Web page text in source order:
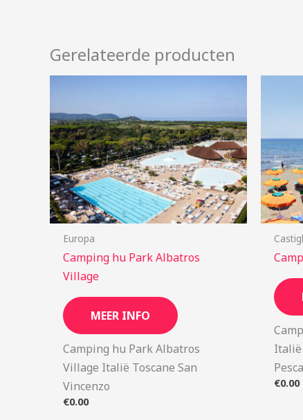
Gerelateerde producten
Europa
Camping hu Park Albatros
Village
MEER INFO
Camping hu Park Albatros
Village Italië Toscane San
Vincenzo
€0.00
Italië
€0.00